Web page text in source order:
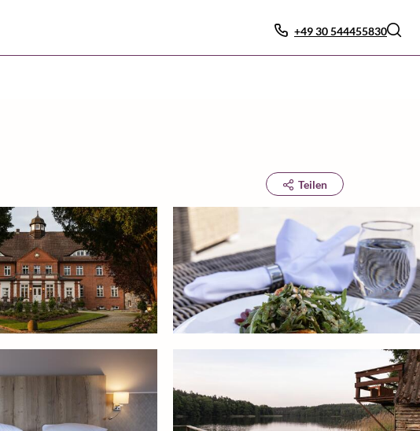
+49 30 544455830
Teilen